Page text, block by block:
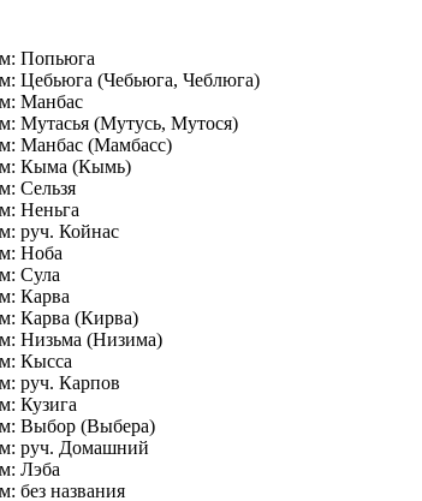
Попьюга
Цебьюга (Чебьюга, Чеблюга)
Манбас
Мутасья (Мутусь, Мутося)
Манбас (Мамбасс)
Кыма (Кымь)
Сельзя
Неньга
руч. Койнас
Ноба
Сула
Карва
Карва (Кирва)
Низьма (Низима)
Кысса
руч. Карпов
Кузига
Выбор (Выбера)
руч. Домашний
Лэба
без названия